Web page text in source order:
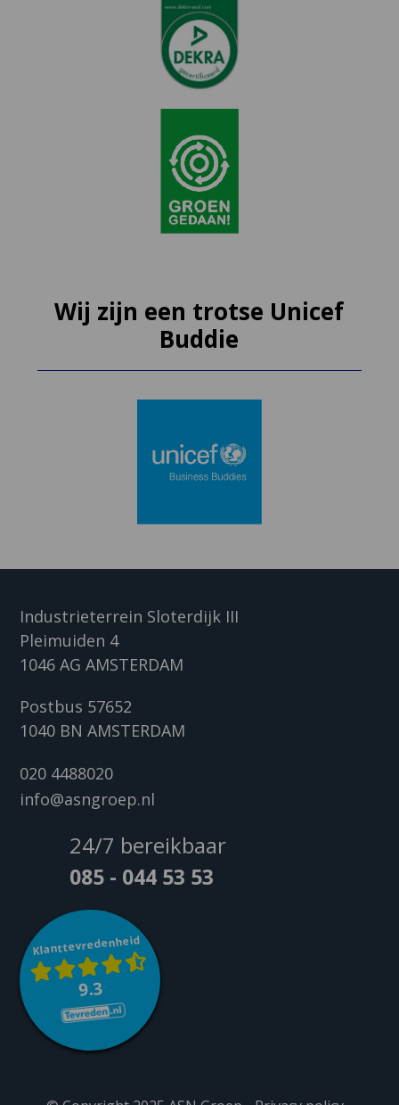
Wij zijn een trotse Unicef
Buddie
Industrieterrein Sloterdijk III
Pleimuiden 4
1046 AG AMSTERDAM
Postbus 57652
1040 BN AMSTERDAM
020 4488020
info@asngroep.nl
24/7 bereikbaar
085 - 044 53 53
Klanttevredenheid
9.3